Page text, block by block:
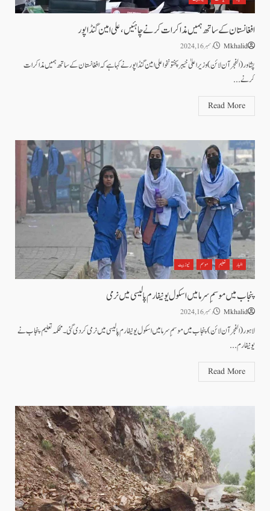
افغانستان کے ساتھ ہمیں مذاکرات کرنے چاہئیں، علی امین گنڈاپور
Mkhalid دسمبر 16, 2024
پشاور(الفجر آن لائن)وزیراعلیٰ خیبرپختونخوا علی امین گنڈاپور نے کہا ہے کہ افغانستان کے ساتھ ہمیں مذاکرات
کرنے...
Read More
اخبار تعلیم موسم نیوز بیٹ
پنجاب میں موسمِ سرما میں اسکول یونیفارم پالیسی میں نرمی
Mkhalid دسمبر 16, 2024
لاہور(الفجرآن لائن)پنجاب میں موسمِ سرما میں اسکول یونیفارم پالیسی میں نرمی کردی گئی۔محکمہ تعلیم پنجاب نے
یونیفارم...
Read More